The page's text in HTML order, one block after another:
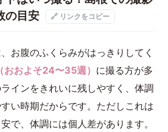
の目安
🔗 リンクをコピー
お腹のふくらみがはっきりしてく
およそ24〜35週） に撮る方が多
インをきれいに残しやすく、体調
い時期だからです。ただしこれは
で、体調には個人差があります。